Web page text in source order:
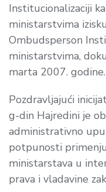
Institucionalizaciji
ministarstvima
Ombudsperson
ministarstvima,
marta 2007. godine.
Pozdravljajući
g-din Hajredini je
administrativno
potpunosti
ministarstava u
prava i vladavine